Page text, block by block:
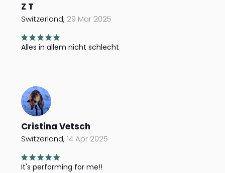
Z T
Switzerland, 29 Mar 2025
Alles in allem nicht schlecht
Cristina Vetsch
Switzerland,14 Apr 2025
It's performing for me!!